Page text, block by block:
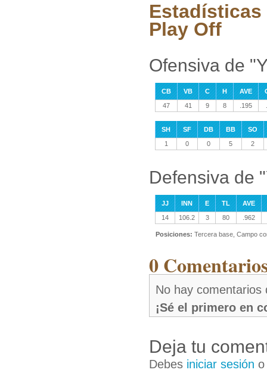
Estadísticas
Play Off
Ofensiva de
CB VB C H AVE
47
41 9 8 .195
SH SF DB BB
SO
1
0 0 5 2
Defensiva de
JJ INN E TL
AVE
14
106.2 3 80 .962
Posiciones: Tercera base, Campo
0
No hay comentarios
¡Sé el primero en
Deja tu
Debes iniciar sesión